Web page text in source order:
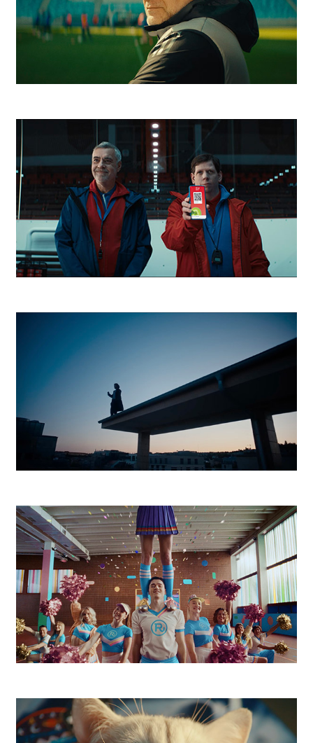
Niké Hviezdy v tieni
Kaufland Tréner
Magenta Football
Radosť 9 a pol